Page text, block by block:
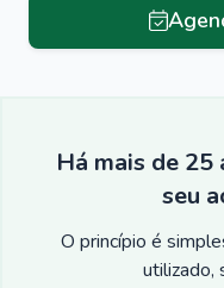
Há mais de
seu
O princípio é
utilizado,